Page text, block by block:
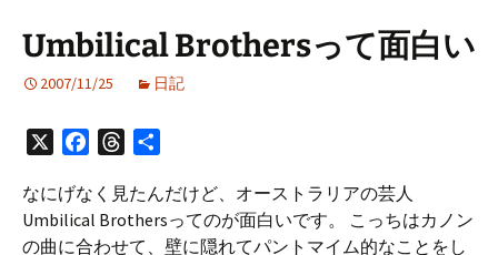
プ
Umbilical Brothersって面白い
2007/11/25 日記
FacebookThreads
なにげなく見たんだけど、オーストラリアの芸人
Umbilical Brothersってのが面白いです。 こっちはカノン
の曲に合わせて、壁に隠れてパントマイム的なことをし